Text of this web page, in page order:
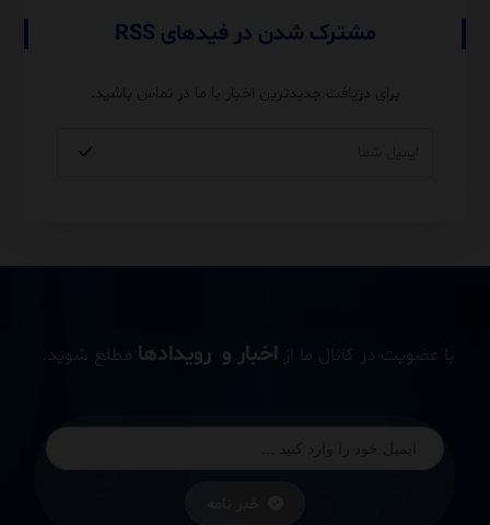
مشترک شدن در فیدهای RSS
برای دریافت جدیدترین اخبار با ما در تماس باشید.
با عضویت در کانال ما از اخبار و رویدادها مطلع شوید.